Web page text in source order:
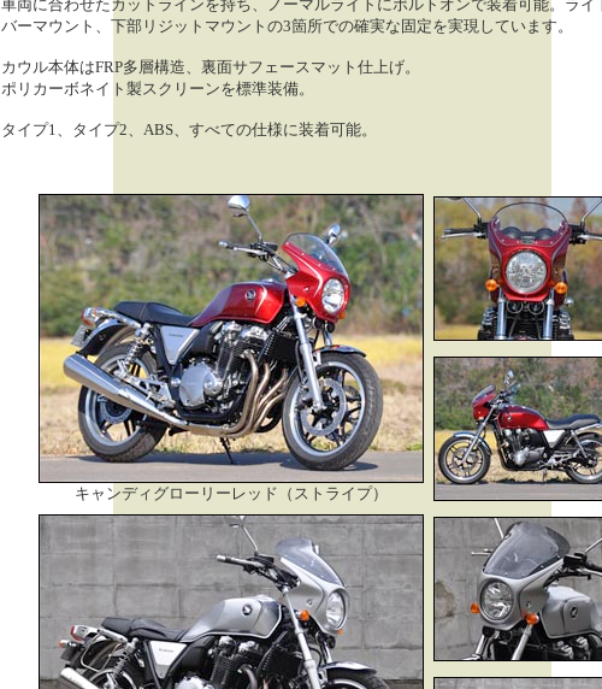
車両に合わせたカットラインを持ち、ノーマルライトにボルトオンで装着可能。ライ
バーマウント、下部リジットマウントの3箇所での確実な固定を実現しています。
カウル本体はFRP多層構造、裏面サフェースマット仕上げ。
ポリカーボネイト製スクリーンを標準装備。
タイプ1、タイプ2、ABS、すべての仕様に装着可能。
キャンディグローリーレッド（ストライプ）